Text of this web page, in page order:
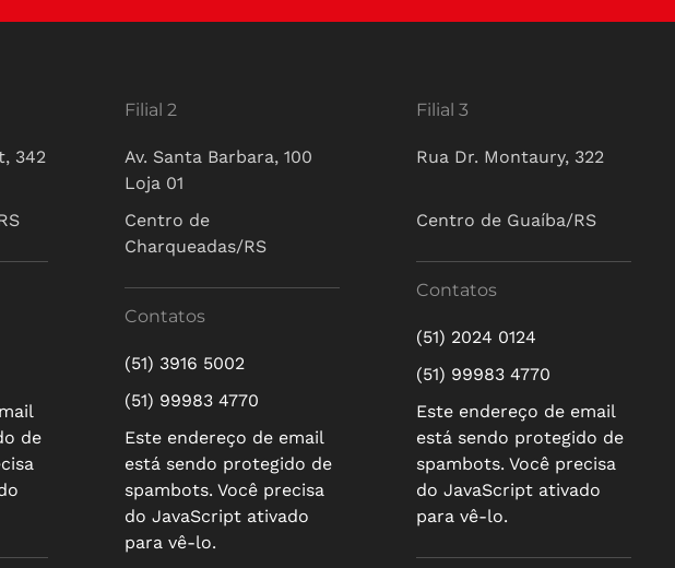
342
de
Filial 2
Av. Santa Barbara, 100
Loja 01
Centro de
Charqueadas/RS
Contatos
(51) 3916 5002
(51) 99983 4770
Este endereço de email
está sendo protegido de
spambots. Você precisa
do JavaScript ativado
para vê-lo.
Filial 3
Rua Dr. Montaury, 322
Centro de Guaíba/RS
Contatos
(51) 2024 0124
(51) 99983 4770
Este endereço de email
está sendo protegido de
spambots. Você precisa
do JavaScript ativado
para vê-lo.